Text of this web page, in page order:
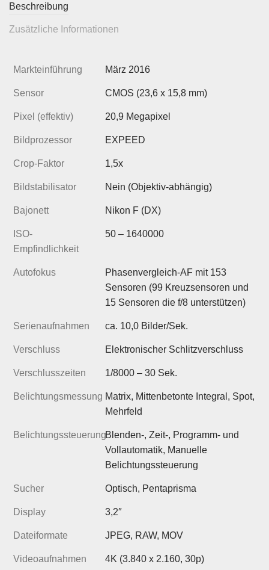
Beschreibung
Zusätzliche Informationen
Markteinführung März 2016
Sensor CMOS (23,6 x 15,8 mm)
Pixel (effektiv) 20,9 Megapixel
Bildprozessor EXPEED
Crop-Faktor 1,5x
Bildstabilisator Nein (Objektiv-abhängig)
Bajonett Nikon F (DX)
ISO-
Empfindlichkeit
50 – 1640000
Autofokus
Phasenvergleich-AF mit 153
Sensoren (99 Kreuzsensoren und
15 Sensoren die f/8 unterstützen)
Serienaufnahmen ca. 10,0 Bilder/Sek.
Verschluss Elektronischer Schlitzverschluss
Verschlusszeiten 1/8000 – 30 Sek.
Belichtungsmessung Matrix, Mittenbetonte Integral, Spot,
Mehrfeld
BelichtungssteuerungBlenden-, Zeit-, Programm- und
Vollautomatik, Manuelle
Belichtungssteuerung
Sucher Optisch, Pentaprisma
Display 3,2″
Dateiformate JPEG, RAW, MOV
Videoaufnahmen 4K (3.840 x 2.160, 30p)